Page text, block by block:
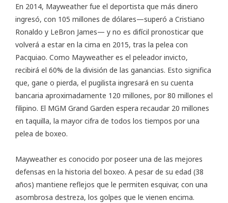
En 2014, Mayweather fue el deportista que más dinero
ingresó, con 105 millones de dólares—superó a Cristiano
Ronaldo y LeBron James— y no es difícil pronosticar que
volverá a estar en la cima en 2015, tras la pelea con
Pacquiao. Como Mayweather es el peleador invicto,
recibirá el 60% de la división de las ganancias. Esto significa
que, gane o pierda, el pugilista ingresará en su cuenta
bancaria aproximadamente 120 millones, por 80 millones el
filipino. El MGM Grand Garden espera recaudar 20 millones
en taquilla, la mayor cifra de todos los tiempos por una
pelea de boxeo.
Mayweather es conocido por poseer una de las mejores
defensas en la historia del boxeo. A pesar de su edad (38
años) mantiene reflejos que le permiten esquivar, con una
asombrosa destreza, los golpes que le vienen encima.